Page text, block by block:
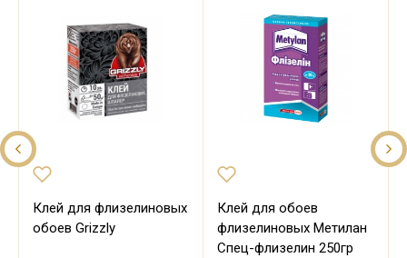
Клей для флизелиновых
обоев Grizzly
Клей для обоев
флизелиновых Метилан
Спец-флизелин 250гр